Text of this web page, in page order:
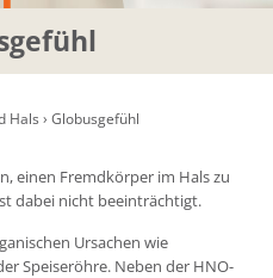
Hals › Globusgefühl
einen Fremdkörper im Hals zu
dabei nicht beeinträchtigt.
Ursachen wie
Speiseröhre. Neben der HNO-